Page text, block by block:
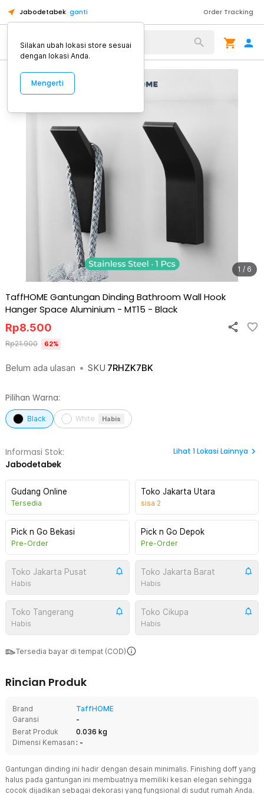
Jabodetabek ganti Order Tracking
Alat Kopi
1 / 6
TaffHOME Gantungan Dinding Bathroom Wall Hook
Hanger Space Aluminium - MT15 - Black
Belum ada ulasan • SKU 7RHZK7BK
Rp8.500
Rp21.900 62%
Pilihan Warna:
Black White Habis
Informasi Stok:
Jabodetabek
Lihat 1Lokasi Lainnya
Gudang Online
Tersedia
Toko Jakarta Utara
sisa 2
Pick n Go Bekasi
Pre-Order
Pick n Go Depok
Pre-Order
Toko Jakarta Pusat
Habis
Toko Jakarta Barat
Habis
Toko Tangerang
Habis
Toko Cikupa
Habis
Tersedia bayar di tempat (COD)
Rincian Produk
Brand
TaffHOME
Garansi
-
Berat Produk
0.036 kg
Dimensi Kemasan : -
Gantungan dinding ini hadir dengan desain minimalis. Finishing doff yang
halus pada gantungan ini membuatnya memiliki kesan elegan sehingga
cocok dijadikan sebagai dekorasi yang fungsional di sudut rumah Anda.
Silakan ubah lokasi store sesuai
dengan lokasi Anda.
Mengerti